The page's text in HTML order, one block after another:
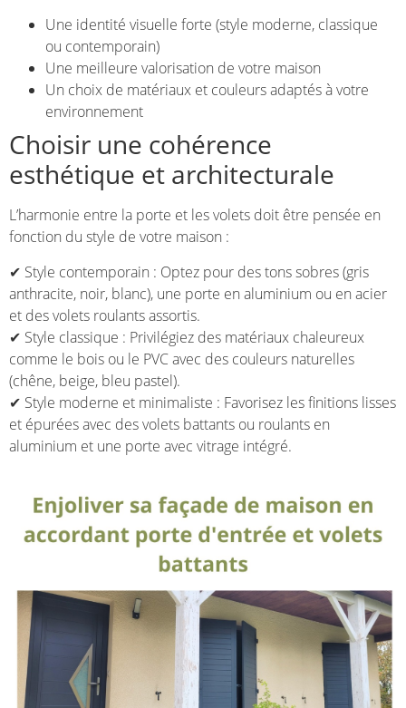
Une identité visuelle forte (style moderne, classique
ou contemporain)
Une meilleure valorisation de votre maison
Un choix de matériaux et couleurs adaptés à votre
environnement
Choisir une cohérence
esthétique et architecturale
L’harmonie entre la porte et les volets doit être pensée en
fonction du style de votre maison :
✔ Style contemporain : Optez pour des tons sobres (gris
anthracite, noir, blanc), une porte en aluminium ou en acier
et des volets roulants assortis.
✔ Style classique : Privilégiez des matériaux chaleureux
comme le bois ou le PVC avec des couleurs naturelles
(chêne, beige, bleu pastel).
✔ Style moderne et minimaliste : Favorisez les finitions lisses
et épurées avec des volets battants ou roulants en
aluminium et une porte avec vitrage intégré.